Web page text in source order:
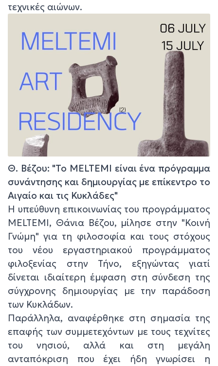
τεχνικές αιώνων.
Θ. Βέζου: "Το MELTEMI είναι ένα πρόγραμμα
συνάντησης και δημιουργίας με επίκεντρο το
Αιγαίο και τις Κυκλάδες"
Η υπεύθυνη επικοινωνίας του προγράμματος
MELTEMI, Θάνια Βέζου, μίλησε στην "Κοινή
Γνώμη" για τη φιλοσοφία και τους στόχους
του νέου εργαστηριακού προγράμματος
φιλοξενίας στην Τήνο, εξηγώντας γιατί
δίνεται ιδιαίτερη έμφαση στη σύνδεση της
σύγχρονης δημιουργίας με την παράδοση
των Κυκλάδων.
Παράλληλα, αναφέρθηκε στη σημασία της
επαφής των συμμετεχόντων με τους τεχνίτες
του νησιού, αλλά και στη μεγάλη
ανταπόκριση που έχει ήδη γνωρίσει η